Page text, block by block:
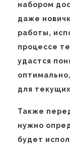
набором
даже
работы,
процессе
удастся
для
Также
нужно
будет